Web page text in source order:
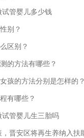
管婴儿多少钱
别？
区别？
的方法有哪些？
孩的方法分别是怎样的
有哪些？
管婴儿生三胎吗
晋安区将再生养纳入扶